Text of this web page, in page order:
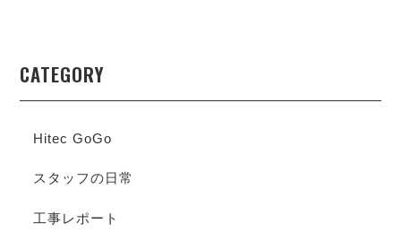
CATEGORY
Hitec GoGo
スタッフの日常
工事レポート